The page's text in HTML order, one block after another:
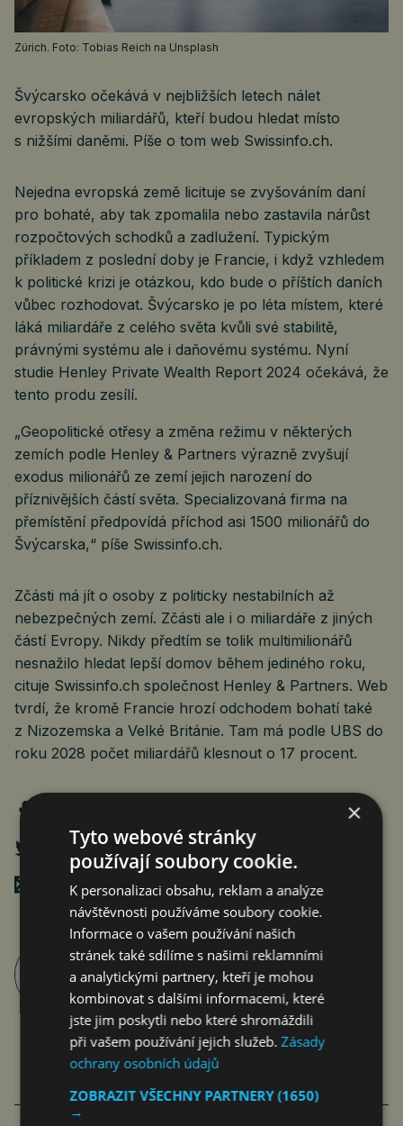
Zürich. Foto: Tobias Reich na Unsplash
Švýcarsko očekává v nejbližších letech nálet
evropských miliardářů, kteří budou hledat místo
s nižšími daněmi. Píše o tom web Swissinfo.ch.
Nejedna evropská země licituje se zvyšováním daní
pro bohaté, aby tak zpomalila nebo zastavila nárůst
rozpočtových schodků a zadlužení. Typickým
příkladem z poslední doby je Francie, i když vzhledem
k politické krizi je otázkou, kdo bude o příštích daních
vůbec rozhodovat. Švýcarsko je po léta místem, které
láká miliardáře z celého světa kvůli své stabilitě,
právnými systému ale i daňovému systému. Nyní
studie Henley Private Wealth Report 2024 očekává, že
tento produ zesílí.
„Geopolitické otřesy a změna režimu v některých
zemích podle Henley & Partners výrazně zvyšují
exodus milionářů ze zemí jejich narození do
příznivějších částí světa. Specializovaná firma na
přemístění předpovídá příchod asi 1500 milionářů do
Švýcarska,“ píše Swissinfo.ch.
Zčásti má jít o osoby z politicky nestabilních až
nebezpečných zemí. Zčásti ale i o miliardáře z jiných
částí Evropy. Nikdy předtím se tolik multimilionářů
nesnažilo hledat lepší domov během jediného roku,
cituje Swissinfo.ch společnost Henley & Partners. Web
tvrdí, že kromě Francie hrozí odchodem bohatí také
z Nizozemska a Velké Británie. Tam má podle UBS do
roku 2028 počet miliardářů klesnout o 17 procent.
Poslat mailem
Roman Pospíšil
články autora >
VÍCE ČLÁNKŮ O EKONOMICE
×
Tyto webové stránky
používají soubory cookie.
K personalizaci obsahu, reklam a analýze
návštěvnosti používáme soubory cookie.
Informace o vašem používání našich
stránek také sdílíme s našimi reklamními
a analytickými partnery, kteří je mohou
kombinovat s dalšími informacemi, které
jste jim poskytli nebo které shromáždili
při vašem používání jejich služeb.Zásady
ochrany osobních údajů
ZOBRAZIT VŠECHNY PARTNERY(1650)
→